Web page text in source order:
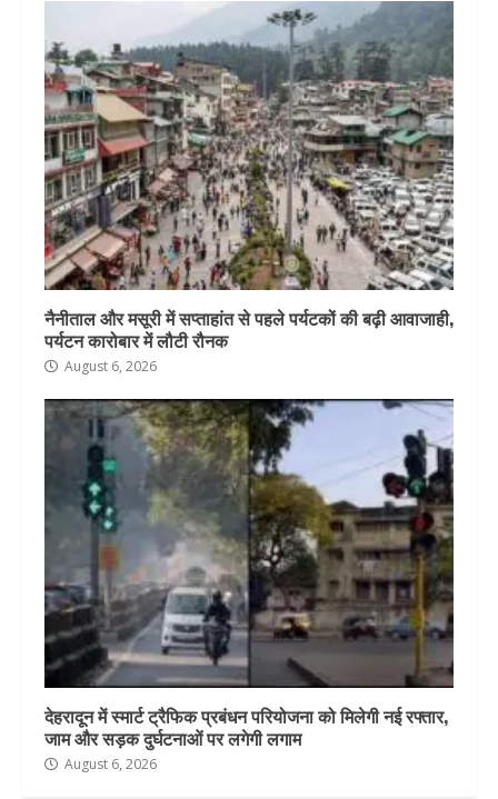
नैनीताल और मसूरी में सप्ताहांत से पहले पर्यटकों की बढ़ी आवाजाही,
पर्यटन कारोबार में लौटी रौनक
August 6, 2026
देहरादून में स्मार्ट ट्रैफिक प्रबंधन परियोजना को मिलेगी नई रफ्तार,
जाम और सड़क दुर्घटनाओं पर लगेगी लगाम
August 6, 2026